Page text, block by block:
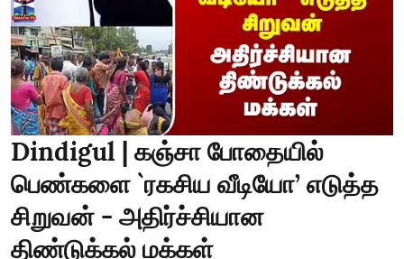
Dindigul | கஞ்சா போதையில்
பெண்களை `ரகசிய வீடியோ’ எடுத்த
சிறுவன் - அதிர்ச்சியான
திண்டுக்கல் மக்கள்